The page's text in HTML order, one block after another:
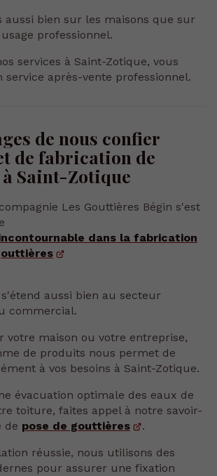
aussi bien sur les maisons que sur
professionnel.
services à Saint-Zotique, vous
après-vente professionnel.
de nous confier
de fabrication de
Saint-Zotique
Les Gouttières Bégin s'est
dans la fabrication
aussi bien au secteur
commercial.
votre maison ou votre entreprise,
de produits nous permet de
à vos besoins à Saint-Zotique.
évacuation optimale des eaux de
toiture, faites appel à notre savoir-
de pose de gouttières
.
réussie, nous utilisons des
pour assurer une fixation